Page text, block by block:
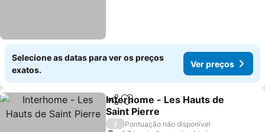
Selecione as datas para ver os preços
exatos.
Ver preços
PartilharAdicionar aos favoritos
Interhome - Les Hauts de
Saint Pierre
/
Pontuação não disponível